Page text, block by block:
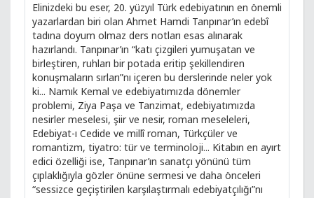
Elinizdeki bu eser, 20. yüzyıl Türk edebiyatının en önemli
yazarlardan biri olan Ahmet Hamdi Tanpınar’ın edebî
tadına doyum olmaz ders notları esas alınarak
hazırlandı. Tanpınar’ın “katı çizgileri yumuşatan ve
birleştiren, ruhları bir potada eritip şekillendiren
konuşmaların sırları”nı içeren bu derslerinde neler yok
ki... Namık Kemal ve edebiyatımızda dönemler
problemi, Ziya Paşa ve Tanzimat, edebiyatımızda
nesirler meselesi, şiir ve nesir, roman meseleleri,
Edebiyat-ı Cedide ve millî roman, Türkçüler ve
romantizm, tiyatro: tür ve terminoloji... Kitabın en ayırt
edici özelliği ise, Tanpınar’ın sanatçı yönünü tüm
çıplaklığıyla gözler önüne sermesi ve daha önceleri
“sessizce geçiştirilen karşılaştırmalı edebiyatçılığı”nı